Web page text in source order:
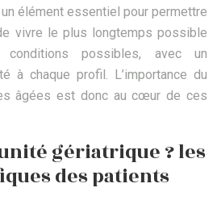
élément essentiel pour permettre
vivre le plus longtemps possible
possibles, avec un
à chaque profil. L’importance du
âgées est donc au cœur de ces
gériatrique ? les
des patients